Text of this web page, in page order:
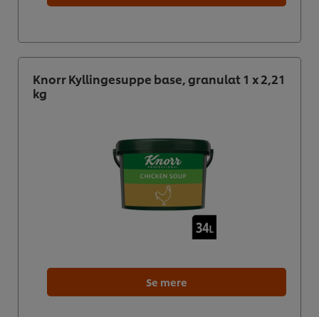
Knorr Kyllingesuppe base, granulat 1 x 2,21
kg
Se mere